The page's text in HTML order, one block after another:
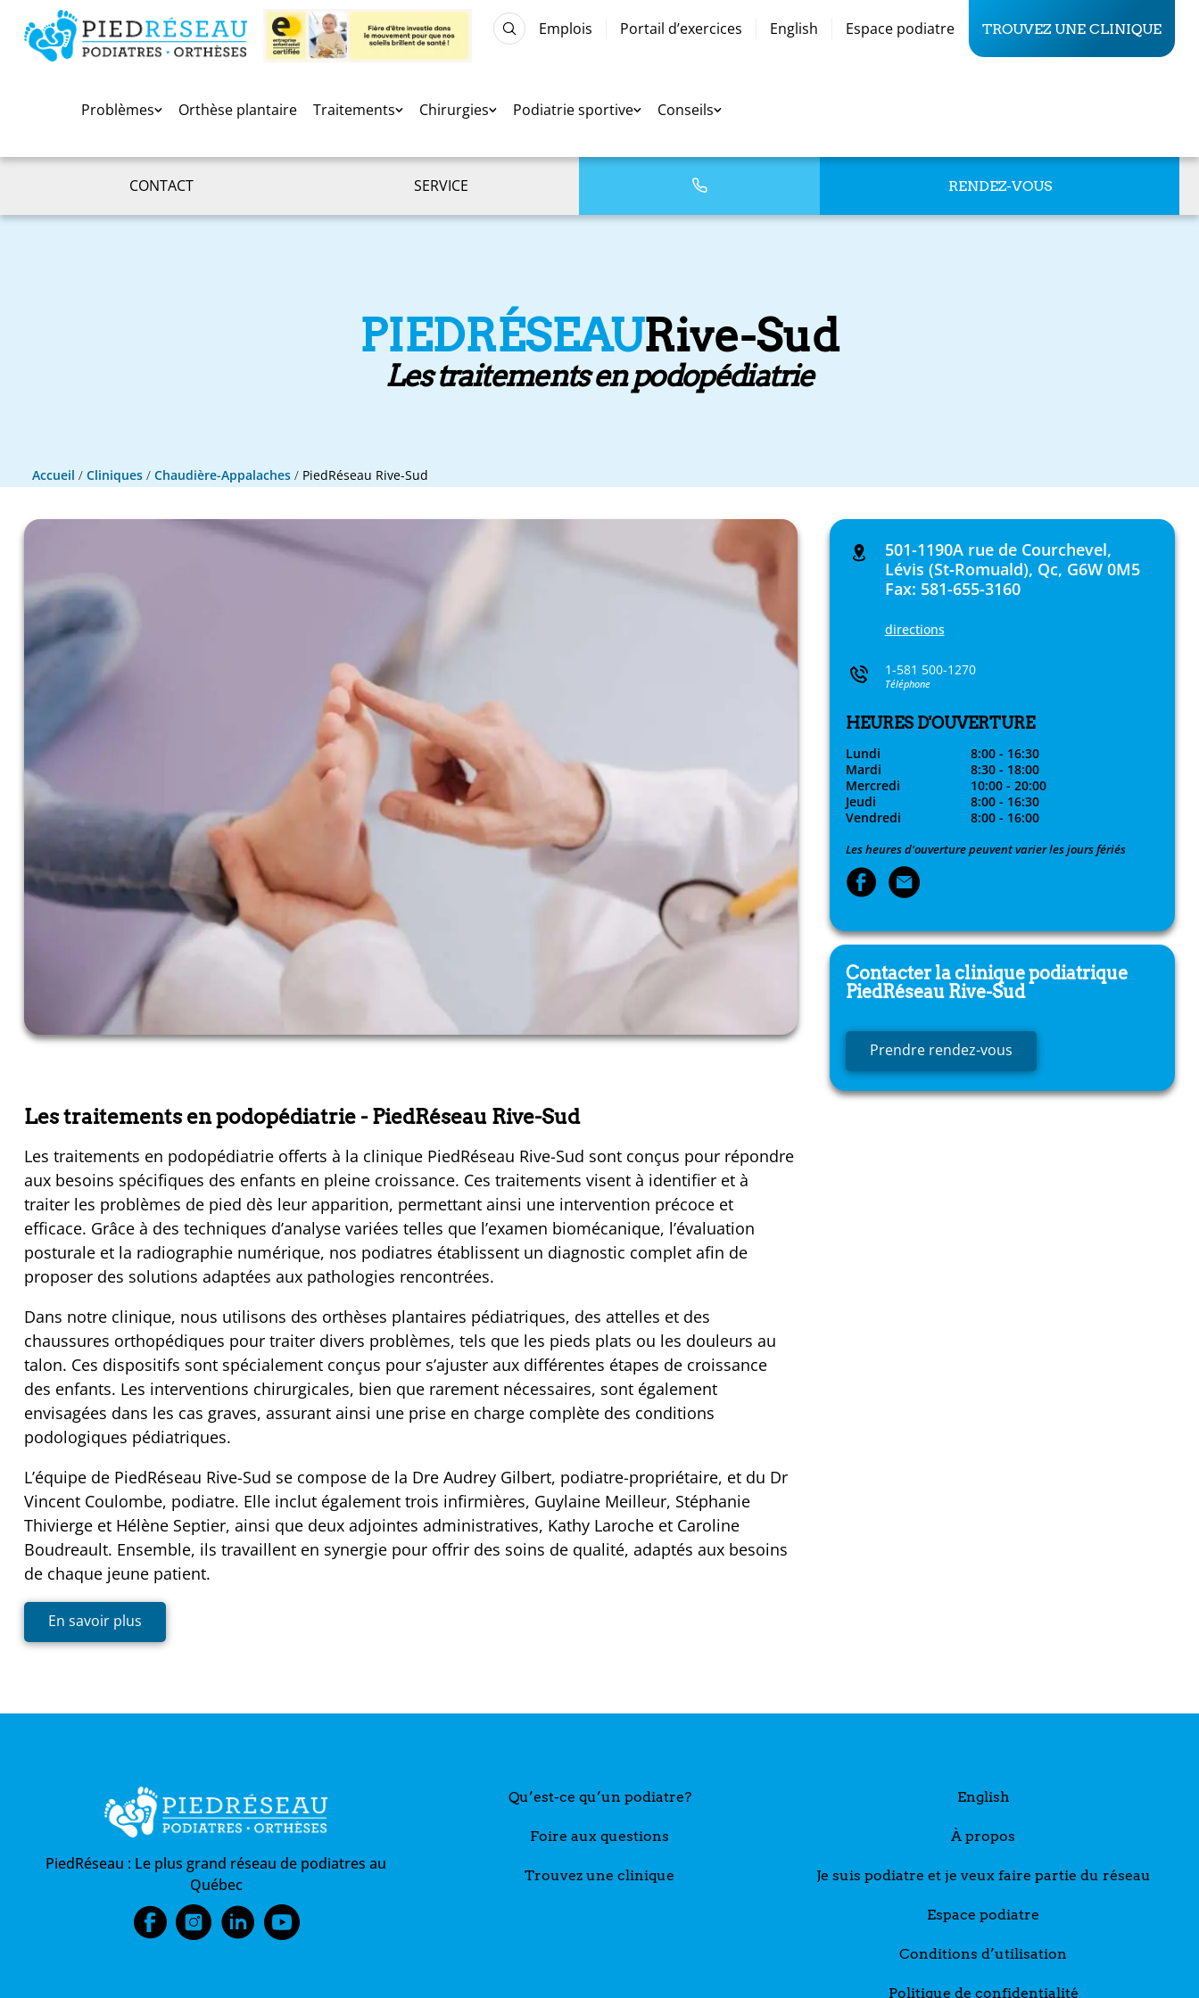
Problèmes Orthèse plantaire Traitements Chirurgies Podiatrie sportive Conseils
Emplois Portail d’exercices English Espace podiatre TROUVEZ UNE CLINIQUE
CONTACT SERVICE RENDEZ-VOUS
PIEDRÉSEAURive-Sud
Les traitements en podopédiatrie
Accueil / Cliniques / Chaudière-Appalaches / PiedRéseau Rive-Sud
Les traitements en podopédiatrie - PiedRéseau Rive-Sud
Les traitements en podopédiatrie offerts à la clinique PiedRéseau Rive-Sud sont conçus pour répondre
aux besoins spécifiques des enfants en pleine croissance. Ces traitements visent à identifier et à
traiter les problèmes de pied dès leur apparition, permettant ainsi une intervention précoce et
efficace. Grâce à des techniques d’analyse variées telles que l’examen biomécanique, l’évaluation
posturale et la radiographie numérique, nos podiatres établissent un diagnostic complet afin de
proposer des solutions adaptées aux pathologies rencontrées.
Dans notre clinique, nous utilisons des orthèses plantaires pédiatriques, des attelles et des
chaussures orthopédiques pour traiter divers problèmes, tels que les pieds plats ou les douleurs au
talon. Ces dispositifs sont spécialement conçus pour s’ajuster aux différentes étapes de croissance
des enfants. Les interventions chirurgicales, bien que rarement nécessaires, sont également
envisagées dans les cas graves, assurant ainsi une prise en charge complète des conditions
podologiques pédiatriques.
L’équipe de PiedRéseau Rive-Sud se compose de la Dre Audrey Gilbert, podiatre-propriétaire, et du Dr
Vincent Coulombe, podiatre. Elle inclut également trois infirmières, Guylaine Meilleur, Stéphanie
Thivierge et Hélène Septier, ainsi que deux adjointes administratives, Kathy Laroche et Caroline
Boudreault. Ensemble, ils travaillent en synergie pour offrir des soins de qualité, adaptés aux besoins
de chaque jeune patient.
En savoir plus
501-1190A rue de Courchevel,
Lévis (St-Romuald), Qc, G6W 0M5
Fax: 581-655-3160
directions
1-581 500-1270
Téléphone
HEURES D'OUVERTURE
Lundi
8:00 - 16:30
Mardi
8:30 - 18:00
Mercredi
10:00 - 20:00
Jeudi
8:00 - 16:30
Vendredi
8:00 - 16:00
Les heures d'ouverture peuvent varier les jours fériés
Contacter la clinique podiatrique
PiedRéseau Rive-Sud
Prendre rendez-vous
PiedRéseau : Le plus grand réseau de podiatres au
Québec
Qu’est-ce qu’un podiatre?
Foire aux questions
Trouvez une clinique
English
À propos
Je suis podiatre et je veux faire partie du réseau
Espace podiatre
Conditions d’utilisation
Politique de confidentialité